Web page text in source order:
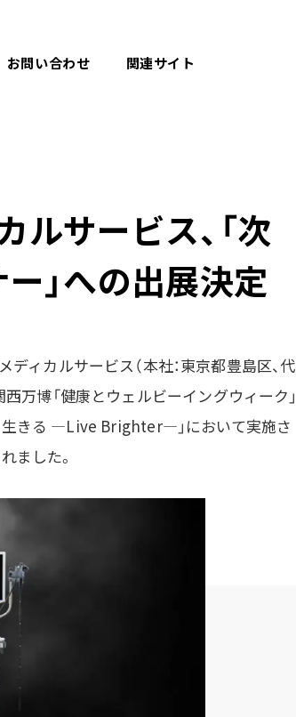
お問い合わせ 関連サイト
ルサービス、「次
」への出展決定
ィカルサービス（本社：東京都豊島区、代
西万博「健康とウェルビーイングウィーク」
生きる ―Live Brighter―」において実施さ
ました。